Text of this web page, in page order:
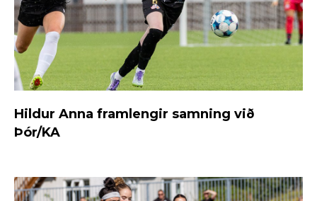
Hildur Anna framlengir samning við
Þór/KA